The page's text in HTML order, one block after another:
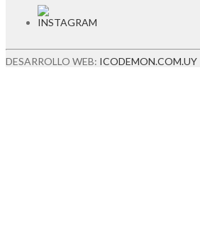
DESARROLLO WEB: ICODEMON.COM.UY